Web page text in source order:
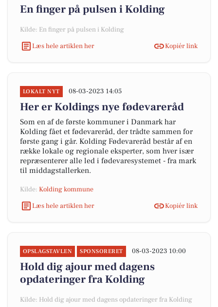
En finger på pulsen i Kolding
Kilde: En finger på pulsen i Kolding
Læs hele artiklen her
Kopiér link
LOKALT NYT 08-03-2023 14:05
Her er Koldings nye fødevareråd
Som en af de første kommuner i Danmark har
Kolding fået et fødevareråd, der trådte sammen for
første gang i går. Kolding Fødevareråd består af en
række lokale og regionale eksperter, som hver især
repræsenterer alle led i fødevaresystemet - fra mark
til middagstallerken.
Kilde: Kolding kommune
Læs hele artiklen her
Kopiér link
OPSLAGSTAVLEN SPONSORERET 08-03-2023 10:00
Hold dig ajour med dagens
opdateringer fra Kolding
Kilde: Hold dig ajour med dagens opdateringer fra Kolding